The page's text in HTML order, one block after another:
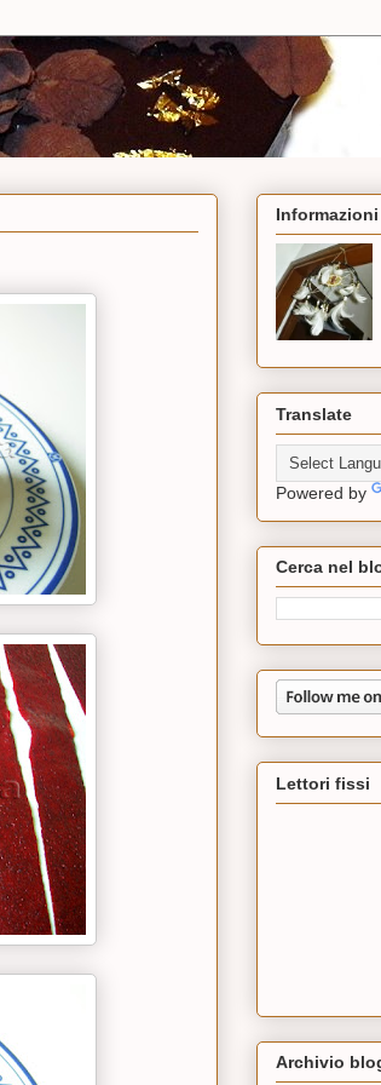
Translate
Powered by
Cerca nel
Lettori fissi
Archivio